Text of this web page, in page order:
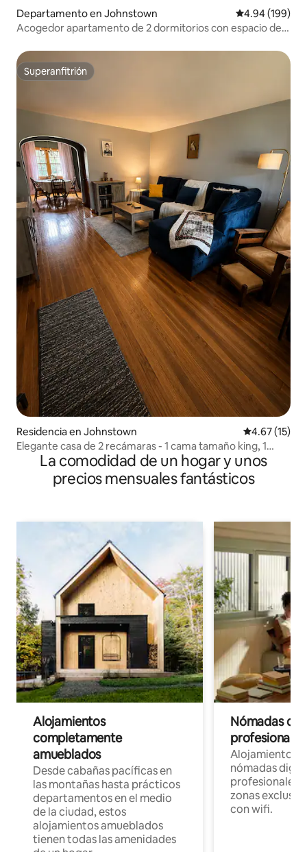
Departamento en Johnstown Calificación
4.94 (199)
Acogedor apartamento de 2 dormitorios con espacio de
Superanfitrión
Superanfitrión
Residencia en Johnstown Calificación
4.67 (15)
Elegante casa de 2 recámaras - 1 cama tamaño king, 1
cama matrimonial, 1 cama individual.
La comodidad de un hogar y unos
precios mensuales fantásticos
Alojamientos
completamente
amueblados
Desde cabañas pacíficas en
las montañas hasta prácticos
departamentos en el medio
de la ciudad, estos
alojamientos amueblados
tienen todas las amenidades
Nómadas
Alojamientos
nómadas
profesionales
zonas
con wifi.